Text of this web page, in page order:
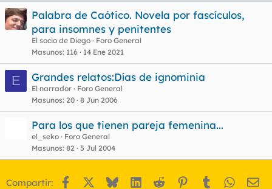
Palabra de Caótico. Novela por fascículos,
para insomnes y penitentes
El socio de Diego
Foro General
Masunos 116 14 Ene 2021
E Grandes relatos:Días de ignominia
El narrador
Foro General
Masunos 20 8 Jun 2006
Para los que tienen pareja femenina...
el_seko
Foro General
Masunos 82 5 Jul 2004
Compartir: Facebook BlueskyLinkedIn
Reddit Pinterest
Tumblr